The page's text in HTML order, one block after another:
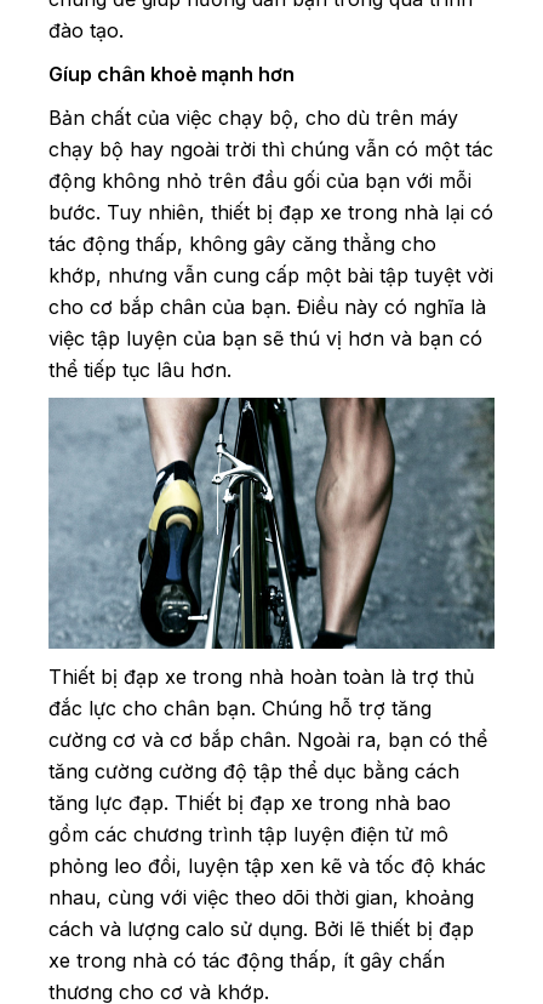
đào tạo.
Gíup chân khoẻ mạnh hơn
Bản chất của việc chạy bộ, cho dù trên máy
chạy bộ hay ngoài trời thì chúng vẫn có một tác
động không nhỏ trên đầu gối của bạn với mỗi
bước. Tuy nhiên, thiết bị đạp xe trong nhà lại có
tác động thấp, không gây căng thẳng cho
khớp, nhưng vẫn cung cấp một bài tập tuyệt vời
cho cơ bắp chân của bạn. Điều này có nghĩa là
việc tập luyện của bạn sẽ thú vị hơn và bạn có
thể tiếp tục lâu hơn.
Thiết bị đạp xe trong nhà hoàn toàn là trợ thủ
đắc lực cho chân bạn. Chúng hỗ trợ tăng
cường cơ và cơ bắp chân. Ngoài ra, bạn có thể
tăng cường cường độ tập thể dục bằng cách
tăng lực đạp. Thiết bị đạp xe trong nhà bao
gồm các chương trình tập luyện điện tử mô
phỏng leo đồi, luyện tập xen kẽ và tốc độ khác
nhau, cùng với việc theo dõi thời gian, khoảng
cách và lượng calo sử dụng. Bởi lẽ thiết bị đạp
xe trong nhà có tác động thấp, ít gây chấn
thương cho cơ và khớp.